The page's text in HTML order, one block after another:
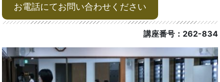
お電話にてお問い合わせください
講座番号：262-834